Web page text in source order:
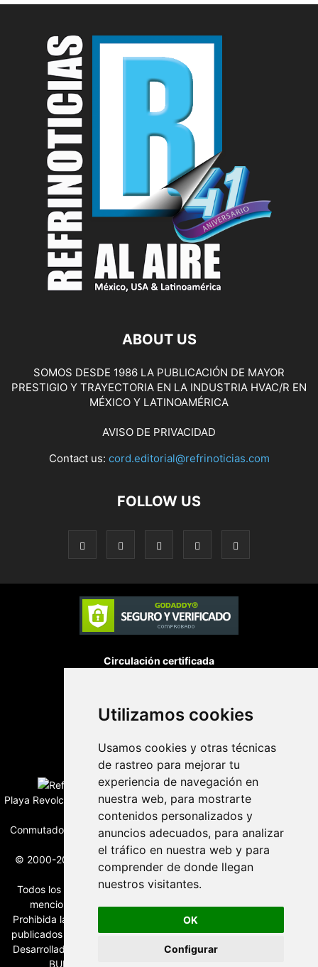
Utilizamos cookies
Usamos cookies y otras técnicas
de rastreo para mejorar tu
experiencia de navegación en
nuestra web, para mostrarte
contenidos personalizados y
anuncios adecuados, para analizar
el tráfico en nuestra web y para
comprender de donde llegan
nuestros visitantes.
OK
Configurar
ABOUT US
SOMOS DESDE 1986 LA PUBLICACIÓN DE MAYOR
PRESTIGIO Y TRAYECTORIA EN LA INDUSTRIA HVAC/R EN
MÉXICO Y LATINOAMÉRICA
AVISO DE PRIVACIDAD
Contact us: cord.editorial@refrinoticias.com
FOLLOW US
Circulación certificada
Desarrollado por
Edición digital con tecnología
Playa Revolcadero 222 Col. Reforma Iztaccihuatl Norte C.P. 08810
CIUDAD DE MEXICO
Conmutador CIUDAD DE MEXICO (+52) 555 740 4476, 555 740
4497
© 2000-2026 BURO DE MERCADOTECNIA DEL CENTRO, S.A.
Todos los derechos reservados
Todos los nombres, marcas, logotipos, productos e imagenes
mencionados son propiedad de sus respectivos dueños
Prohibida la reproducción total o parcial de los contenidos aqui
publicados incluyendo cualquier medio electrónico o magnético
Desarrollado por REFRINOTICIAS INTERACTIVE una división de
BURO DE MERCADOTECNIA DEL CENTRO, S.A.